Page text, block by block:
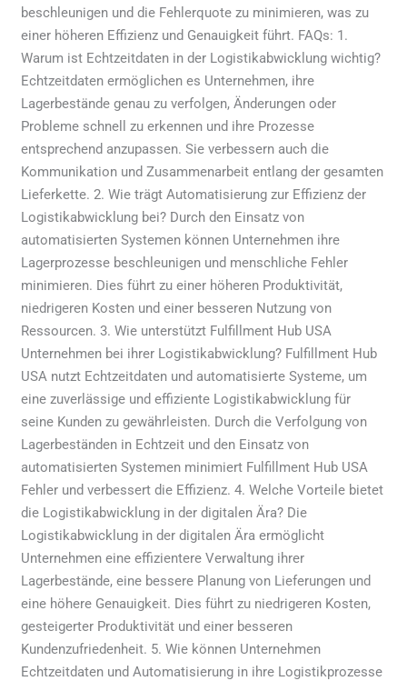
beschleunigen und die Fehlerquote zu minimieren, was zu
einer höheren Effizienz und Genauigkeit führt. FAQs: 1.
Warum ist Echtzeitdaten in der Logistikabwicklung wichtig?
Echtzeitdaten ermöglichen es Unternehmen, ihre
Lagerbestände genau zu verfolgen, Änderungen oder
Probleme schnell zu erkennen und ihre Prozesse
entsprechend anzupassen. Sie verbessern auch die
Kommunikation und Zusammenarbeit entlang der gesamten
Lieferkette. 2. Wie trägt Automatisierung zur Effizienz der
Logistikabwicklung bei? Durch den Einsatz von
automatisierten Systemen können Unternehmen ihre
Lagerprozesse beschleunigen und menschliche Fehler
minimieren. Dies führt zu einer höheren Produktivität,
niedrigeren Kosten und einer besseren Nutzung von
Ressourcen. 3. Wie unterstützt Fulfillment Hub USA
Unternehmen bei ihrer Logistikabwicklung? Fulfillment Hub
USA nutzt Echtzeitdaten und automatisierte Systeme, um
eine zuverlässige und effiziente Logistikabwicklung für
seine Kunden zu gewährleisten. Durch die Verfolgung von
Lagerbeständen in Echtzeit und den Einsatz von
automatisierten Systemen minimiert Fulfillment Hub USA
Fehler und verbessert die Effizienz. 4. Welche Vorteile bietet
die Logistikabwicklung in der digitalen Ära? Die
Logistikabwicklung in der digitalen Ära ermöglicht
Unternehmen eine effizientere Verwaltung ihrer
Lagerbestände, eine bessere Planung von Lieferungen und
eine höhere Genauigkeit. Dies führt zu niedrigeren Kosten,
gesteigerter Produktivität und einer besseren
Kundenzufriedenheit. 5. Wie können Unternehmen
Echtzeitdaten und Automatisierung in ihre Logistikprozesse